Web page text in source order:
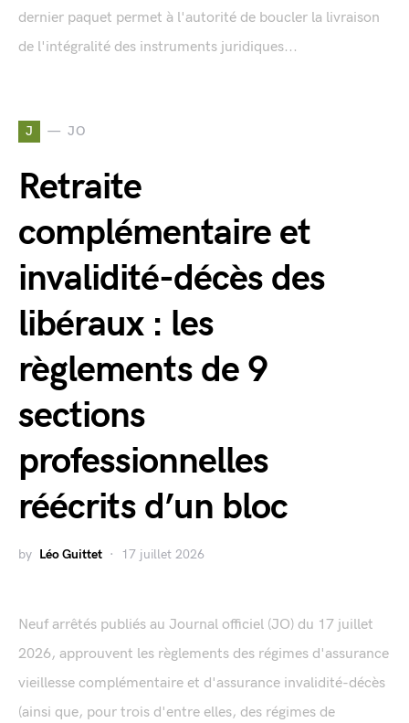
dernier paquet permet à l'autorité de boucler la livraison
de l'intégralité des instruments juridiques...
J JO
Retraite
complémentaire et
invalidité-décès des
libéraux : les
règlements de 9
sections
professionnelles
réécrits d’un bloc
by Léo Guittet 17 juillet 2026
Neuf arrêtés publiés au Journal officiel (JO) du 17 juillet
2026, approuvent les règlements des régimes d'assurance
vieillesse complémentaire et d'assurance invalidité-décès
(ainsi que, pour trois d'entre elles, des régimes de